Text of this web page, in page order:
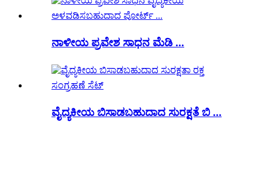
ನಾಳೀಯ ಪ್ರವೇಶ ಸಾಧನ ಮೆಡಿ ...
ವೈದ್ಯಕೀಯ ಬಿಸಾಡಬಹುದಾದ ಸುರಕ್ಷತೆ ಬಿ ...